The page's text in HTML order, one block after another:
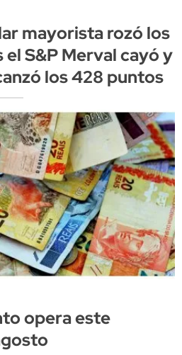
mayorista rozó los
S&P Merval cayó y
los 428 puntos
opera este